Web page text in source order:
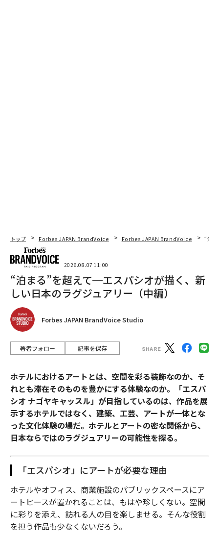
トップ Forbes JAPAN BrandVoice Forbes JAPAN BrandVoice “泊
2026.08.07 11:00
“泊まる”を超えて─エスパシオが描く、新
しい日本のラグジュアリー（中編）
Forbes JAPAN BrandVoice Studio
著者フォロー 記事を保存
ホテルにおけるアートとは、空間を彩る装飾なのか、そ
れとも滞在そのものを豊かにする体験なのか。「エスパ
シオ ナゴヤキャッスル」が目指しているのは、作品を展
示するホテルではなく、建築、工芸、アートが一体とな
った文化体験の場だ。ホテルとアートの密な関係から、
日本ならではのラグジュアリーの可能性を探る。
「エスパシオ」にアートが必要な理由
ホテルやオフィス、商業施設のパブリックスペースにア
ートピースが置かれることは、もはや珍しくない。空間
に彩りを添え、訪れる人の目を楽しませる。そんな役割
を担う作品も少なくないだろう。